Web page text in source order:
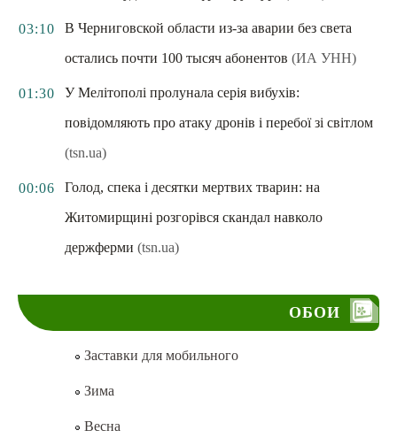
03:10
В Черниговской области из-за аварии без света
остались почти 100 тысяч абонентов (ИА УНН)
01:30
У Мелітополі пролунала серія вибухів:
повідомляють про атаку дронів і перебої зі світлом
(tsn.ua)
00:06
Голод, спека і десятки мертвих тварин: на
Житомирщині розгорівся скандал навколо
держферми (tsn.ua)
ОБОИ
Заставки для мобильного
Зима
Весна